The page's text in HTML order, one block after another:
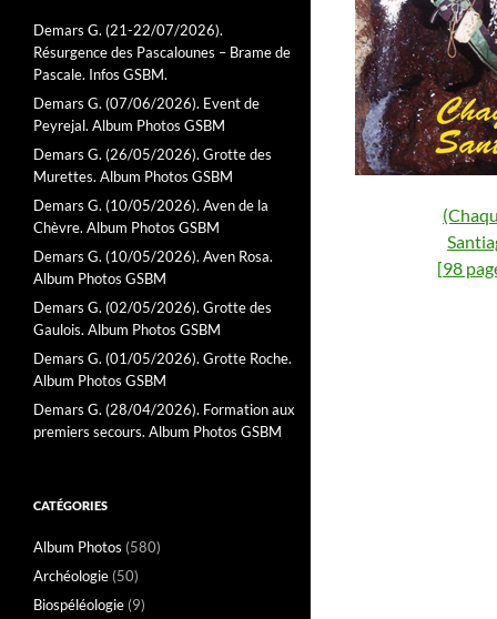
[98
Demars G. (21-22/07/2026).
Résurgence des Pascalounes – Brame de
Pascale. Infos GSBM.
Demars G. (07/06/2026). Event de
Peyrejal. Album Photos GSBM
Demars G. (26/05/2026). Grotte des
Murettes. Album Photos GSBM
Demars G. (10/05/2026). Aven de la
Chèvre. Album Photos GSBM
Demars G. (10/05/2026). Aven Rosa.
Album Photos GSBM
Demars G. (02/05/2026). Grotte des
Gaulois. Album Photos GSBM
Demars G. (01/05/2026). Grotte Roche.
Album Photos GSBM
Demars G. (28/04/2026). Formation aux
premiers secours. Album Photos GSBM
CATÉGORIES
Album Photos (580)
Archéologie (50)
Biospéléologie (9)